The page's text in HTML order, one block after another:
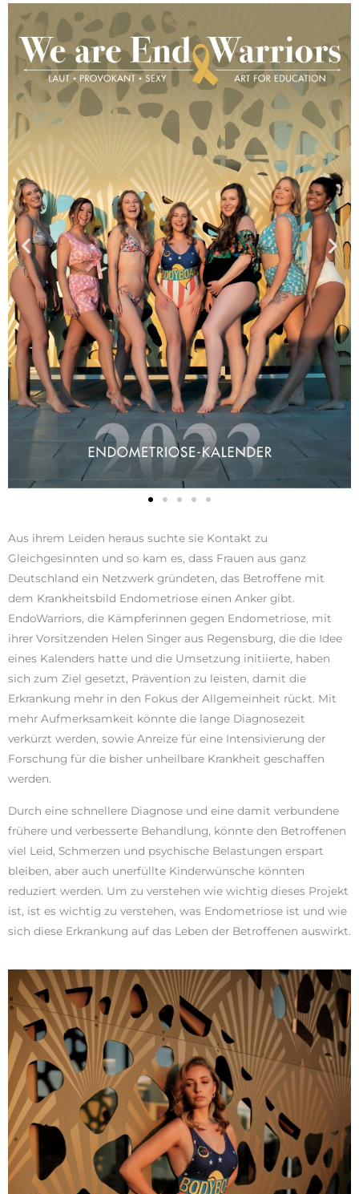
Aus ihrem Leiden heraus suchte sie Kontakt zu
Gleichgesinnten und so kam es, dass Frauen aus ganz
Deutschland ein Netzwerk gründeten, das Betroffene mit
dem Krankheitsbild Endometriose einen Anker gibt.
EndoWarriors, die Kämpferinnen gegen Endometriose, mit
ihrer Vorsitzenden Helen Singer aus Regensburg, die die Idee
eines Kalenders hatte und die Umsetzung initiierte, haben
sich zum Ziel gesetzt, Prävention zu leisten, damit die
Erkrankung mehr in den Fokus der Allgemeinheit rückt. Mit
mehr Aufmerksamkeit könnte die lange Diagnosezeit
verkürzt werden, sowie Anreize für eine Intensivierung der
Forschung für die bisher unheilbare Krankheit geschaffen
werden.
Durch eine schnellere Diagnose und eine damit verbundene
frühere und verbesserte Behandlung, könnte den Betroffenen
viel Leid, Schmerzen und psychische Belastungen erspart
bleiben, aber auch unerfüllte Kinderwünsche könnten
reduziert werden. Um zu verstehen wie wichtig dieses Projekt
ist, ist es wichtig zu verstehen, was Endometriose ist und wie
sich diese Erkrankung auf das Leben der Betroffenen auswirkt.